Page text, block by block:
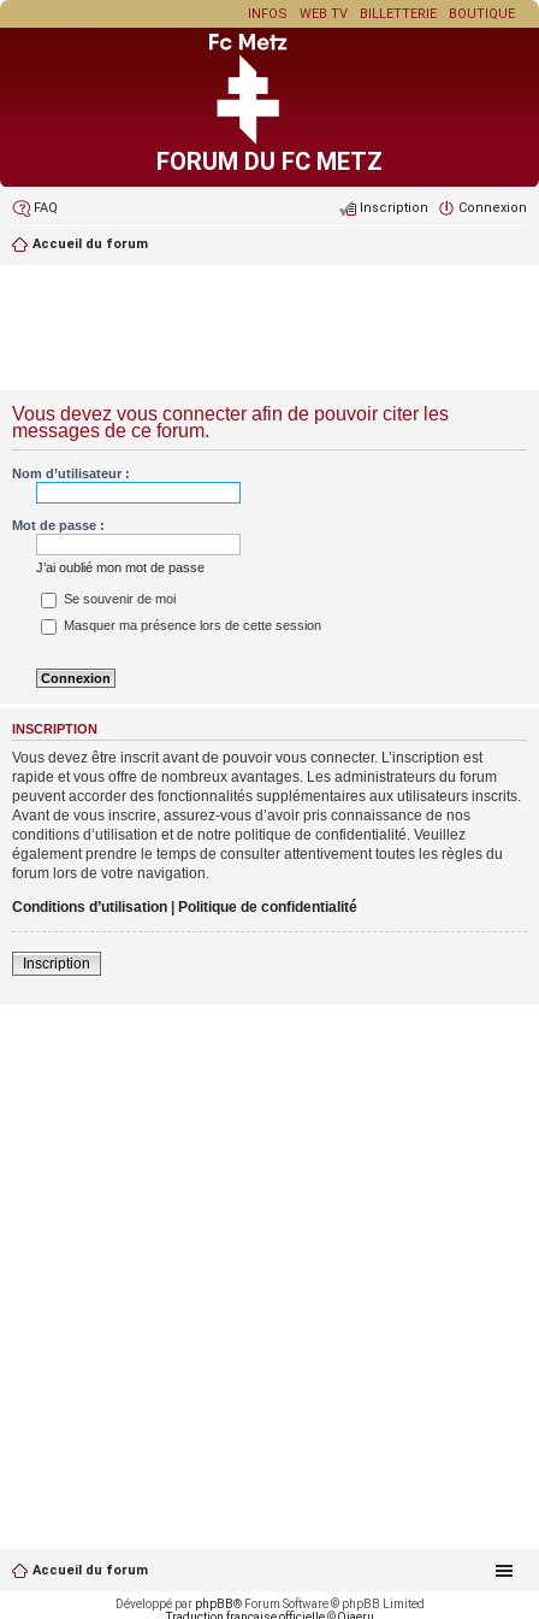
BOUTIQUE
BILLETTERIE
WEB TV
INFOS
FORUM DU FC METZ
FAQ Connexion
Inscription
Accueil du forum
Vous devez vous connecter afin de pouvoir citer les
messages de ce forum.
Nom d’utilisateur :
Mot de passe :
J’ai oublié mon mot de passe
Se souvenir de moi
Masquer ma présence lors de cette session
INSCRIPTION
Vous devez être inscrit avant de pouvoir vous connecter. L’inscription est
rapide et vous offre de nombreux avantages. Les administrateurs du forum
peuvent accorder des fonctionnalités supplémentaires aux utilisateurs inscrits.
Avant de vous inscrire, assurez-vous d’avoir pris connaissance de nos
conditions d’utilisation et de notre politique de confidentialité. Veuillez
également prendre le temps de consulter attentivement toutes les règles du
forum lors de votre navigation.
Conditions d’utilisation | Politique de confidentialité
Inscription
Accueil du forum
Développé par phpBB® Forum Software © phpBB Limited